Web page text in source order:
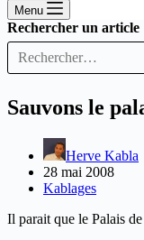
Menu
Rechercher un article
Sauvons le
Herve Kabla
28 mai 2008
Kablages
Il parait que le Palais